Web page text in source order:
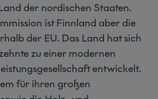
der nordischen Staaten.
ist Finnland aber die
der EU. Das Land hat sich
zu einer modernen
entwickelt.
für ihren großen